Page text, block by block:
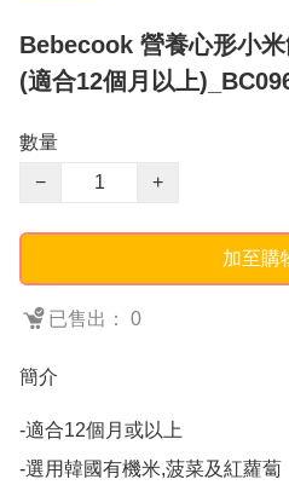
Bebecook 營養心形小
(適合12個月以上
數量
−
+
加至購
已售出： 0
簡介
-適合12個月或以上
-選用韓國有機米,菠菜及紅蘿蔔